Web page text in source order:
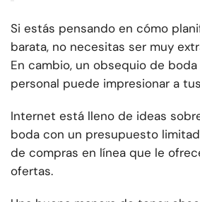
Si estás pensando en cómo
barata, no necesitas ser muy
En cambio, un obsequio de
personal puede impresionar a
Internet está lleno de ideas
boda con un presupuesto
de compras en línea que le
ofertas.